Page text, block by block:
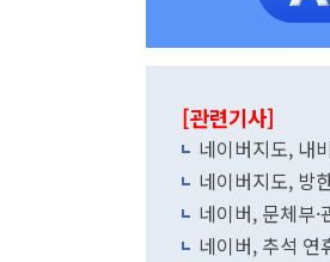
[관련기사]
네이버지도, 내
네이버지도, 방
네이버, 문체부
네이버, 추석 연